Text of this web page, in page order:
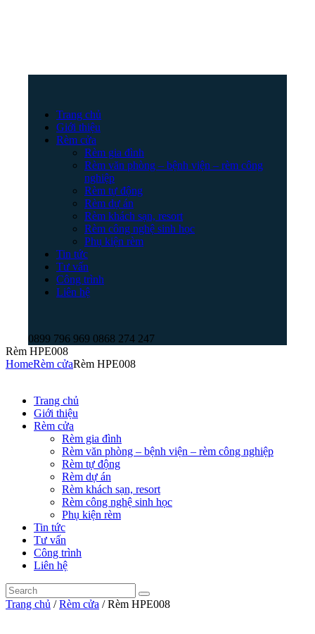
Trang chủ
Giới thiệu
Rèm cửa
Rèm gia đình
Rèm văn phòng – bệnh viện – rèm công
nghiệp
Rèm tự động
Rèm dự án
Rèm khách sạn, resort
Rèm công nghệ sinh học
Phụ kiện rèm
Tin tức
Tư vấn
Công trình
Liên hệ
0899 796 969 0868 274 247
Rèm HPE008
HomeRèm cửaRèm HPE008
Trang chủ
Giới thiệu
Rèm cửa
Rèm gia đình
Rèm văn phòng – bệnh viện – rèm công nghiệp
Rèm tự động
Rèm dự án
Rèm khách sạn, resort
Rèm công nghệ sinh học
Phụ kiện rèm
Tin tức
Tư vấn
Công trình
Liên hệ
Trang chủ /Rèm cửa / Rèm HPE008